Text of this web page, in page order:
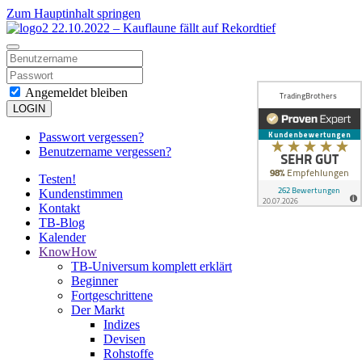
Zum Hauptinhalt springen
Angemeldet bleiben
LOGIN
Passwort vergessen?
Benutzername vergessen?
Testen!
Kundenstimmen
Kontakt
TB-Blog
Kalender
KnowHow
TB-Universum komplett erklärt
Beginner
Fortgeschrittene
Der Markt
Indizes
Devisen
Rohstoffe